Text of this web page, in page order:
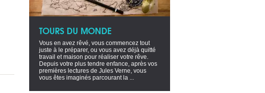
TOURS DU MONDE
Vous en avez rêvé, vous commencez tout
juste à le préparer, ou vous avez déjà quitté
travail et maison pour réaliser votre rêve.
Depuis votre plus tendre enfance, après vos
premières lectures de Jules Verne, vous
vous êtes imaginés parcourant la ...